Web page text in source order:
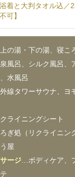
着と大判タオル込／
可】
の湯・下の湯、寝こ
風呂、シルク風呂、
水風呂
線タワーサウナ、ヨ
ライニングシート
ぎ処（リクライニン
屋
ージ …ボディケア、